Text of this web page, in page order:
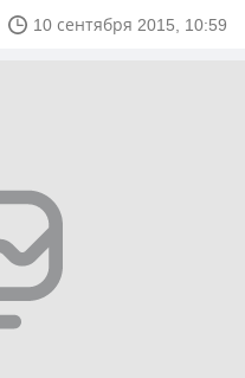
10 сентября 2015, 10:59